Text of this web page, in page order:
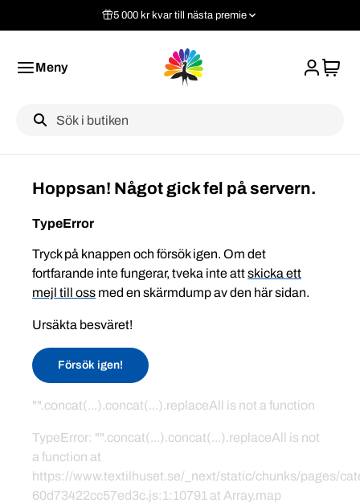
5 000 kr kvar till nästa premie
Meny
Label
Hoppsan! Något gick fel på servern.
TypeError
Tryck på knappen och försök igen. Om det
fortfarande inte fungerar, tveka inte attskicka ett
mejl till oss med en skärmdump av den här sidan.
Ursäkta besväret!
Försök igen!
"".concat(...).concat(...).replaceAll is not a function
TypeError: "".concat(...).concat(...).replaceAll is not
a function at
https://www.textilhuset.se/_next/static/chunks/pages/
60d73422cc57ed3c.js:1:10791 at Array.map